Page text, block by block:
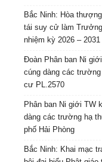
Bắc Ninh: Hòa
tái suy cử làm
nhiệm kỳ 2026 – 2031
Đoàn Phân ban Ni
cúng dàng các
cư PL.2570
Phân ban Ni giới TW
dàng các trường hạ
phố Hải Phòng
Bắc Ninh: Khai mạc